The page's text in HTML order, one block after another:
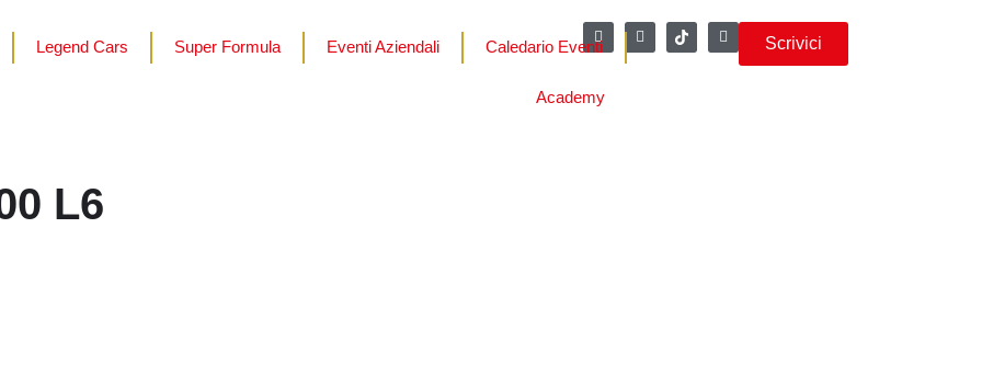
Legend Cars Super Formula Eventi Aziendali Caledario Eventi
Academy
Scrivici
L6